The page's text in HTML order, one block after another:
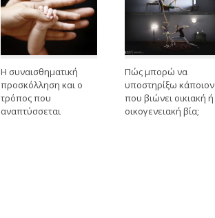
Η συναισθηματική
προσκόλληση και ο
τρόπος που
αναπτύσσεται
Πώς μπορώ να
υποστηρίξω κάποιον
που βιώνει οικιακή ή
οικογενειακή βία;